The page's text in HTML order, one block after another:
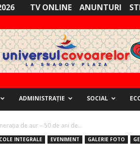
TV ONLINE ANUNTURI
ADMINISTRAȚIE SOCIAL
de aur – 50 de ani de...
INTEGRALE EVENIMENT GALERIE FOTO